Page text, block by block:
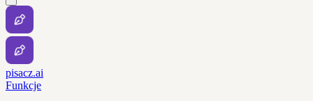
pisacz.ai
Funkcje